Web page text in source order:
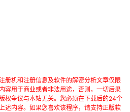
册机和注册信息及软件的解密分析文章仅限
容用于商业或者非法用途，否则，一切后果
权争议与本站无关。您必须在下载后的24个
述内容。如果您喜欢该程序，请支持正版软